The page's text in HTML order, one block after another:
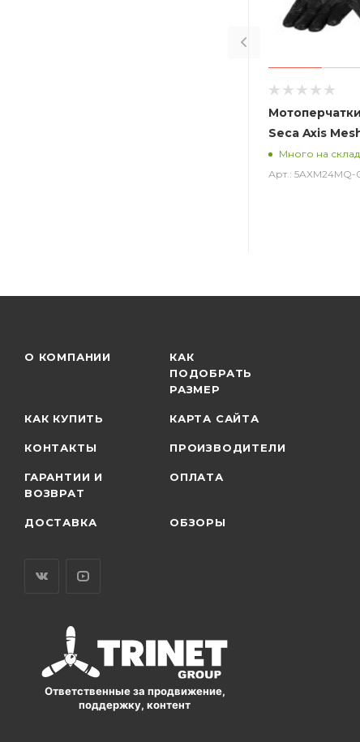
Seca Axis
Много на
Арт.: 5AXM24MQ-
О КОМПАНИИ
КАК
ПОДОБРАТЬ
РАЗМЕР
КАК КУПИТЬ КАРТА САЙТА
КОНТАКТЫ ПРОИЗВОДИТЕЛИ
ГАРАНТИИ И
ВОЗВРАТ
ОПЛАТА
ДОСТАВКА ОБЗОРЫ
Ответственные за продвижение,
поддержку, контент